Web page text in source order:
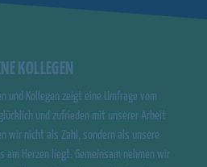
KOLLEGEN
und Kollegen zeigt eine Umfrage vom
und zufrieden mit unserer Arbeit
wir nicht als Zahl, sondern als unsere
am Herzen liegt. Gemeinsam nehmen wir